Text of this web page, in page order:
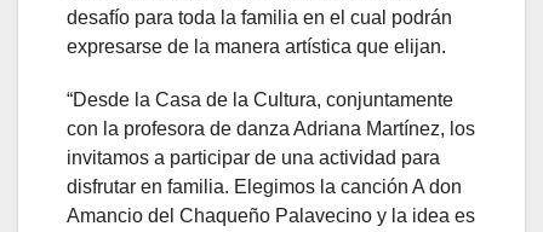
desafío para toda la familia en el cual podrán
expresarse de la manera artística que elijan.
“Desde la Casa de la Cultura, conjuntamente
con la profesora de danza Adriana Martínez, los
invitamos a participar de una actividad para
disfrutar en familia. Elegimos la canción A don
Amancio del Chaqueño Palavecino y la idea es